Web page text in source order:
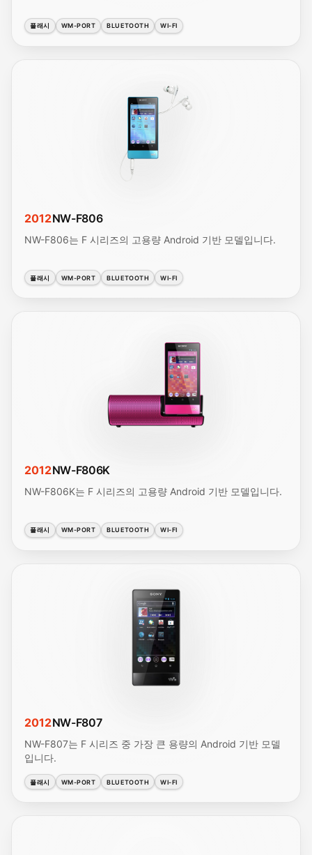
플래시 WM-PORT BLUETOOTH WI-FI
2012NW-F806
NW-F806는 F 시리즈의 고용량 Android 기반 모델입니다.
플래시 WM-PORT BLUETOOTH WI-FI
2012NW-F806K
NW-F806K는 F 시리즈의 고용량 Android 기반 모델입니다.
플래시 WM-PORT BLUETOOTH WI-FI
2012NW-F807
NW-F807는 F 시리즈 중 가장 큰 용량의 Android 기반 모델
입니다.
플래시 WM-PORT BLUETOOTH WI-FI